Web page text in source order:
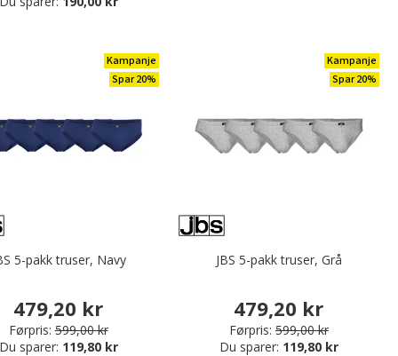
Kampanje
Spar 20%
5-pakk truser, Navy
479,20 kr
Førpris: 599,00 kr
sparer: 119,80 kr
Kampanje
Spar 20%
JBS 5-pakk truser, Grå
479,20 kr
Førpris: 599,00 kr
Du sparer: 119,80 kr